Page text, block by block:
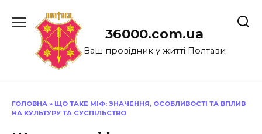
до
36000.com.ua
Ваш провідник у житті Полтави
ГОЛОВНА » ЩО ТАКЕ МІФ: ЗНАЧЕННЯ, ОСОБЛИВОСТІ ТА ВПЛИВ
НА КУЛЬТУРУ ТА СУСПІЛЬСТВО